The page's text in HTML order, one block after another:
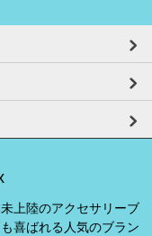
上陸のアクセサリーブ
喜ばれる人気のブラン